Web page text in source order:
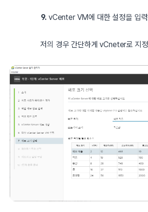
9. vCenter VM에 대한 설정을 입
저의 경우 간단하게 vCneter로 지